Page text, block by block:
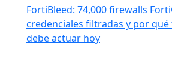
FortiBleed: 74,000 firewalls
credenciales filtradas y por
debe actuar hoy